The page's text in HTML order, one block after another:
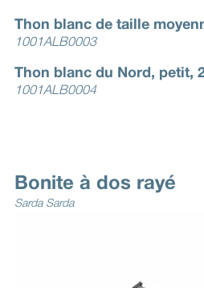
Thon blanc de taille
1001ALB0003
Thon blanc du Nord, petit,
1001ALB0004
Bonite à dos rayé
Sarda Sarda